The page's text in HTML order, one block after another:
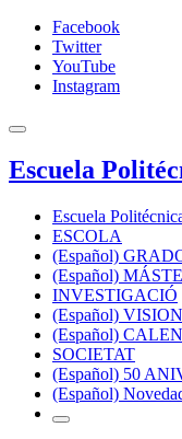
Facebook
Twitter
YouTube
Instagram
Escuela
Escuela
ESCOLA
(Español)
(Español)
INVESTIGACIÓ
(Español)
(Español)
SOCIETAT
(Español) 50
(Español)